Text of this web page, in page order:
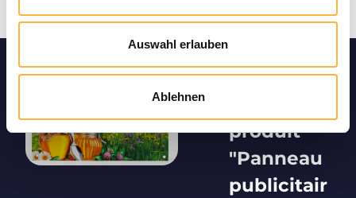
Auswahl erlauben
Ablehnen
Informatio
produit
"Panneau
publicitair